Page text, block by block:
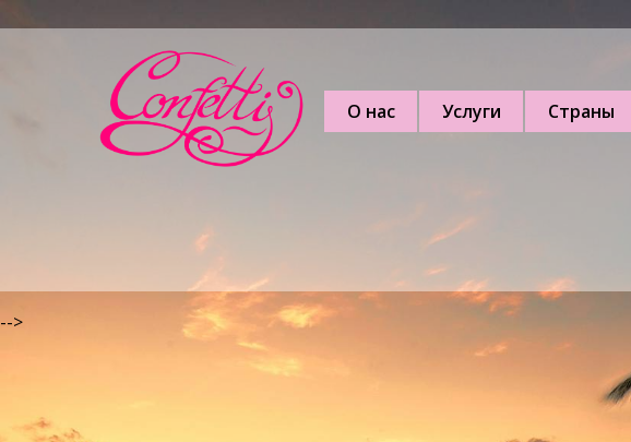
О нас Услуги Страны
-->